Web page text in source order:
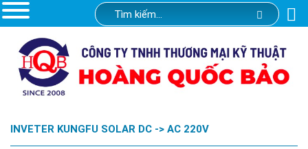
INVETER KUNGFU SOLAR DC -> AC 220V